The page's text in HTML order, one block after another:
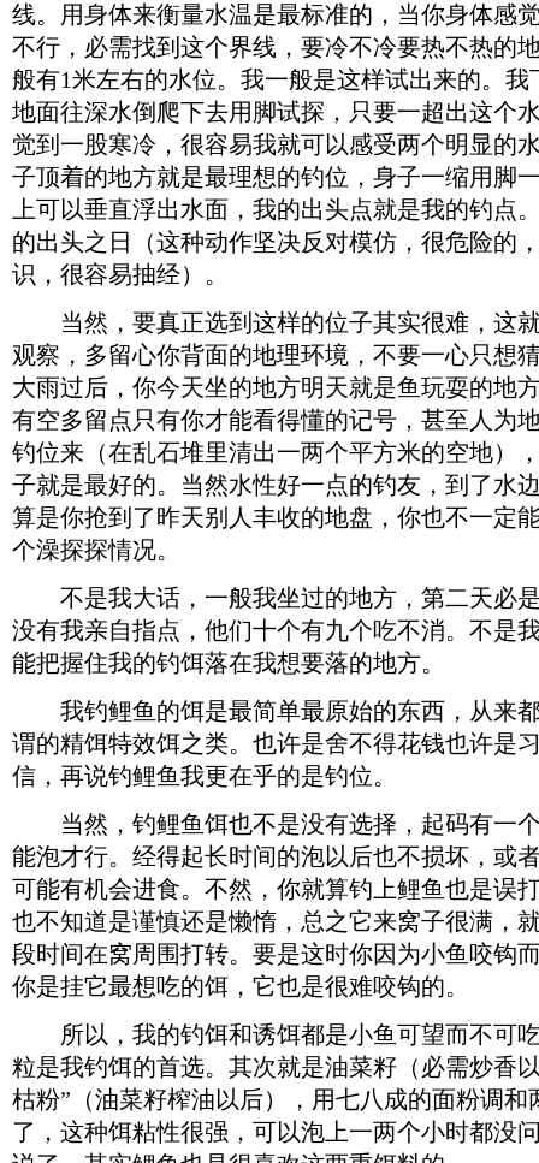
线。用身体来衡量水温是最标准的，当你身体感
不行，必需找到这个界线，要冷不冷要热不热的
般有1米左右的水位。我一般是这样试出来的。
地面往深水倒爬下去用脚试探，只要一超出这个
觉到一股寒冷，很容易我就可以感受两个明显的
子顶着的地方就是最理想的钓位，身子一缩用脚
上可以垂直浮出水面，我的出头点就是我的钓点
的出头之日（这种动作坚决反对模仿，很危险的
识，很容易抽经）。
当然，要真正选到这样的位子其实很难，这
观察，多留心你背面的地理环境，不要一心只想
大雨过后，你今天坐的地方明天就是鱼玩耍的地
有空多留点只有你才能看得懂的记号，甚至人为
钓位来（在乱石堆里清出一两个平方米的空地）
子就是最好的。当然水性好一点的钓友，到了水
算是你抢到了昨天别人丰收的地盘，你也不一定
个澡探探情况。
不是我大话，一般我坐过的地方，第二天必
没有我亲自指点，他们十个有九个吃不消。不是
能把握住我的钓饵落在我想要落的地方。
我钓鲤鱼的饵是最简单最原始的东西，从来
谓的精饵特效饵之类。也许是舍不得花钱也许是
信，再说钓鲤鱼我更在乎的是钓位。
当然，钓鲤鱼饵也不是没有选择，起码有一
能泡才行。经得起长时间的泡以后也不损坏，或
可能有机会进食。不然，你就算钓上鲤鱼也是误
也不知道是谨慎还是懒惰，总之它来窝子很满，
段时间在窝周围打转。要是这时你因为小鱼咬钩
你是挂它最想吃的饵，它也是很难咬钩的。
所以，我的钓饵和诱饵都是小鱼可望而不可
粒是我钓饵的首选。其次就是油菜籽（必需炒香
枯粉”（油菜籽榨油以后），用七八成的面粉调
了，这种饵粘性很强，可以泡上一两个小时都没